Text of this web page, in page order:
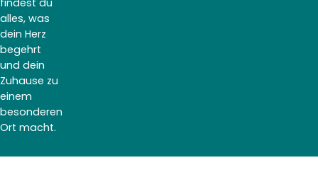
alles, was
dein Herz
begehrt
und dein
Zuhause zu
einem
besonderen
Ort macht.